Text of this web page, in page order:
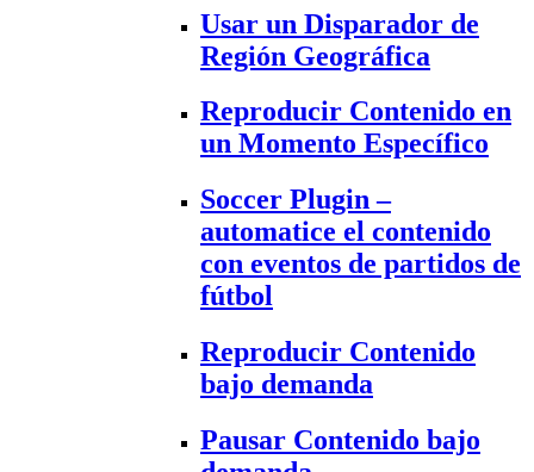
Usar un Disparador de
Región Geográfica
Reproducir Contenido en
un Momento Específico
Soccer Plugin –
automatice el contenido
con eventos de partidos de
fútbol
Reproducir Contenido
bajo demanda
Pausar Contenido bajo